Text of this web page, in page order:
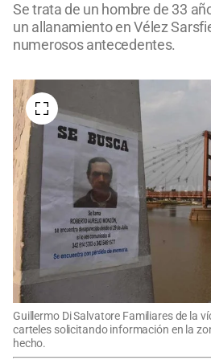
Se trata de un hombre de 33
un allanamiento en Vélez
numerosos antecedentes.
Guillermo Di Salvatore Familiares de la
carteles solicitando información en la
hecho.